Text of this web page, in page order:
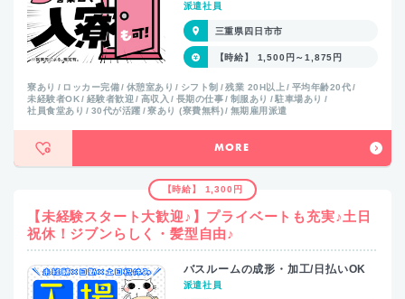
派遣社員
三重県四日市市
【時給】 1,500円～1,875円
寮あり ロッカー完備 休憩室あり シフト制 残業 20H以上
平均年齢20代
未経験者OK
経験者歓迎 高収入 長期の仕事 制服あり
駐車場あり
社員食堂あり
30代が活躍 寮あり (寮費無料) 無期雇用派遣
MORE
【時給】 1,300円
【未経験スタート大歓迎♪】プライベートも充実♪土日
祝休！ジブンらしく・髪型自由♪
バスルームの成形・加工/日払いOK
派遣社員